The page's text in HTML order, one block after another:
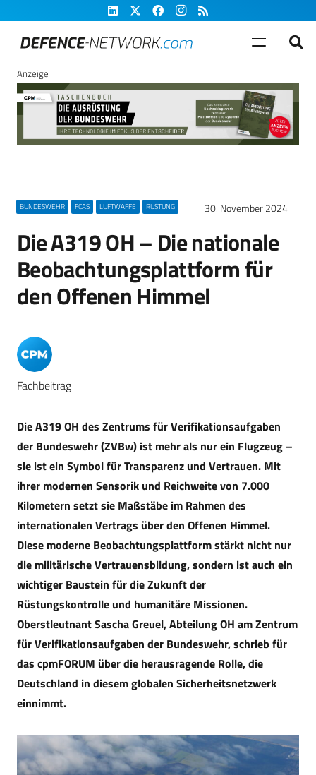
Anzeige
BUNDESWEHR FCAS LUFTWAFFE RÜSTUNG 30. November 2024
Die A319 OH – Die nationale
Beobachtungsplattform für
den Offenen Himmel
Fachbeitrag
Die A319 OH des Zentrums für Verifikationsaufgaben
der Bundeswehr (ZVBw) ist mehr als nur ein Flugzeug –
sie ist ein Symbol für Transparenz und Vertrauen. Mit
ihrer modernen Sensorik und Reichweite von 7.000
Kilometern setzt sie Maßstäbe im Rahmen des
internationalen Vertrags über den Offenen Himmel.
Diese moderne Beobachtungsplattform stärkt nicht nur
die militärische Vertrauensbildung, sondern ist auch ein
wichtiger Baustein für die Zukunft der
Rüstungskontrolle und humanitäre Missionen.
Oberstleutnant Sascha Greuel, Abteilung OH am Zentrum
für Verifikationsaufgaben der Bundeswehr, schrieb für
das cpmFORUM über die herausragende Rolle, die
Deutschland in diesem globalen Sicherheitsnetzwerk
einnimmt.